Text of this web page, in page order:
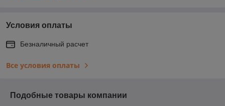
Условия оплаты
Безналичный расчет
Все условия оплаты
Подобные товары компании